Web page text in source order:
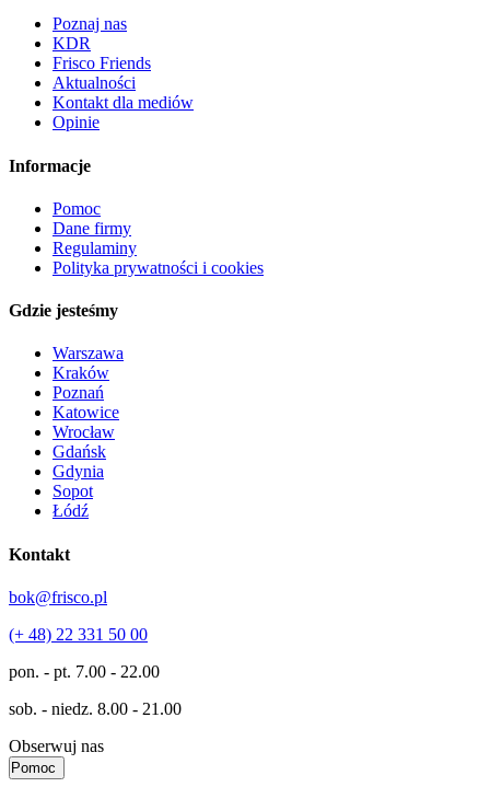
Poznaj nas
KDR
Frisco Friends
Aktualności
Kontakt dla mediów
Opinie
Informacje
Pomoc
Dane firmy
Regulaminy
Polityka prywatności i cookies
Gdzie jesteśmy
Warszawa
Kraków
Poznań
Katowice
Wrocław
Gdańsk
Gdynia
Sopot
Łódź
Kontakt
bok@frisco.pl
(+ 48) 22 331 50 00
pon. - pt. 7.00 - 22.00
sob. - niedz. 8.00 - 21.00
Obserwuj nas
Pomoc